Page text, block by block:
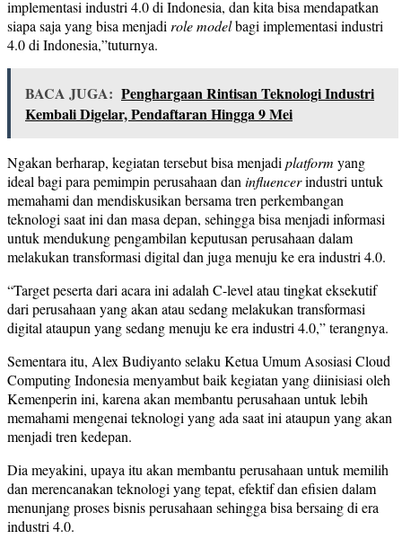
implementasi industri 4.0 di Indonesia, dan kita bisa mendapatkan
siapa saja yang bisa menjadi role modelbagi implementasi industri
4.0 di Indonesia,”tuturnya.
BACA JUGA: Penghargaan Rintisan Teknologi Industri
Kembali Digelar, Pendaftaran Hingga 9 Mei
Ngakan berharap, kegiatan tersebutbisa menjadi platform yang
ideal bagi para pemimpin perusahaan dan influencerindustri untuk
memahami dan mendiskusikan bersama tren perkembangan
teknologi saat ini dan masa depan, sehingga bisa menjadi informasi
untuk mendukung pengambilan keputusan perusahaan dalam
melakukan transformasi digital dan juga menuju ke era industri 4.0.
“Target peserta dari acara ini adalah C-level atau tingkat eksekutif
dari perusahaan yang akan atau sedang melakukan transformasi
digital ataupun yang sedang menuju ke era industri 4.0,” terangnya.
Sementara itu, Alex Budiyanto selaku Ketua Umum Asosiasi Cloud
Computing Indonesia menyambut baik kegiatan yang diinisiasi oleh
Kemenperin ini, karena akan membantu perusahaan untuk lebih
memahami mengenai teknologi yang ada saat ini ataupun yang akan
menjadi tren kedepan.
Dia meyakini, upaya itu akan membantu perusahaan untuk memilih
dan merencanakan teknologi yang tepat, efektif dan efisien dalam
menunjang proses bisnis perusahaan sehingga bisa bersaing di era
industri 4.0.